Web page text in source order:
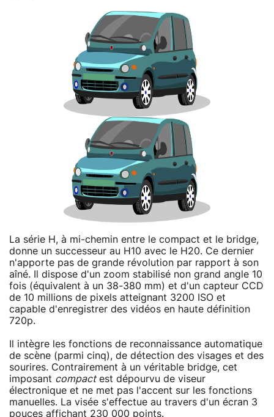
La série H, à mi-chemin entre le compact et le bridge,
donne un successeur au H10 avec le H20. Ce dernier
n'apporte pas de grande révolution par rapport à son
aîné. Il dispose d'un zoom stabilisé non grand angle 10
fois (équivalent à un 38-380 mm) et d'un capteur CCD
de 10 millions de pixels atteignant 3200 ISO et
capable d'enregistrer des vidéos en haute définition
720p.
Il intègre les fonctions de reconnaissance automatique
de scène (parmi cinq), de détection des visages et des
sourires. Contrairement à un véritable bridge, cet
imposant compactest dépourvu de viseur
électronique et ne met pas l'accent sur les fonctions
manuelles. La visée s'effectue au travers d'un écran 3
pouces affichant 230 000 points.